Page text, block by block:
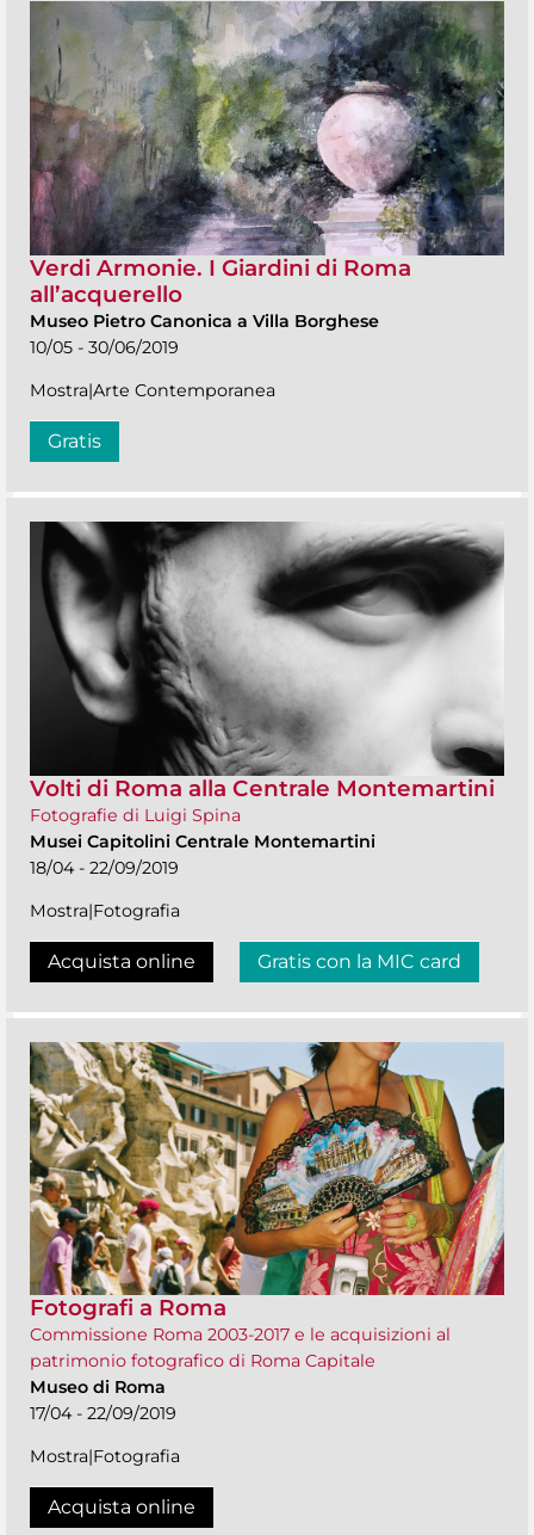
Verdi Armonie. I Giardini di Roma
all’acquerello
Museo Pietro Canonica a Villa Borghese
10/05 - 30/06/2019
Mostra|Arte Contemporanea
Gratis
Volti di Roma alla Centrale Montemartini
Fotografie di Luigi Spina
Musei Capitolini Centrale Montemartini
18/04 - 22/09/2019
Mostra|Fotografia
Acquista online Gratis con la MIC card
Fotografi a Roma
Commissione Roma 2003-2017 e le acquisizioni al
patrimonio fotografico di Roma Capitale
Museo di Roma
17/04 - 22/09/2019
Mostra|Fotografia
Acquista online